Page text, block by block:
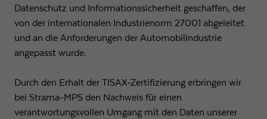
Datenschutz und Informationssicherheit geschaffen, der
von der internationalen Industrienorm 27001 abgeleitet
und an die Anforderungen der Automobilindustrie
angepasst wurde.
Durch den Erhalt der TISAX-Zertifizierung erbringen wir
bei Strama-MPS den Nachweis für einen
verantwortungsvollen Umgang mit den Daten unserer
Laufzeit 1 Tag
Anforderungsrate einzuschränken